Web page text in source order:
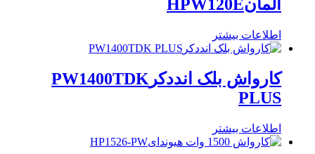
المانHPW120E
اطلاعات بیشتر
کارواش بلک انددکرPW1400TDK
PLUS
اطلاعات بیشتر